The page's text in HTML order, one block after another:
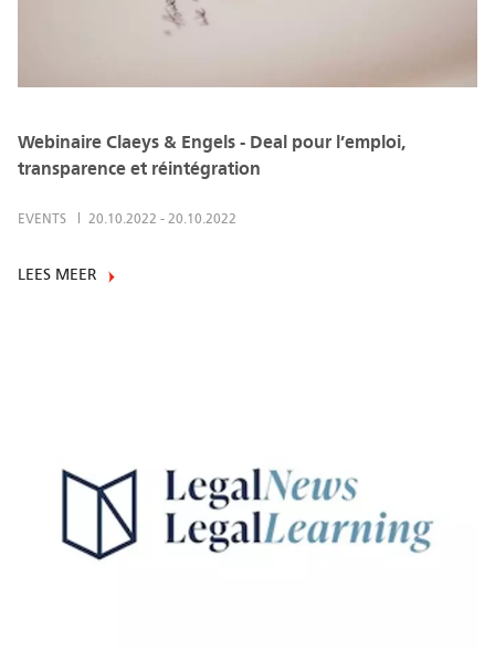
Webinaire Claeys & Engels - Deal pour l’emploi,
transparence et réintégration
EVENTS 20.10.2022 - 20.10.2022
LEES MEER